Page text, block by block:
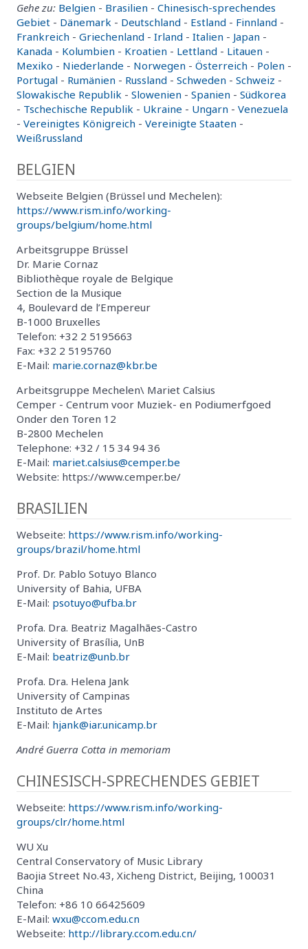
Gehe zu: Belgien - Brasilien - Chinesisch-sprechendes
Gebiet - Dänemark - Deutschland - Estland - Finnland -
Frankreich - Griechenland - Irland - Italien - Japan -
Kanada - Kolumbien - Kroatien - Lettland - Litauen -
Mexiko - Niederlande - Norwegen - Österreich - Polen -
Portugal - Rumänien - Russland - Schweden - Schweiz -
Slowakische Republik - Slowenien - Spanien - Südkorea
- Tschechische Republik - Ukraine - Ungarn - Venezuela
- Vereinigtes Königreich - Vereinigte Staaten -
Weißrussland
BELGIEN
Webseite Belgien (Brüssel und Mechelen):
https://www.rism.info/working-
groups/belgium/home.html
Arbeitsgruppe Brüssel
Dr. Marie Cornaz
Bibliothèque royale de Belgique
Section de la Musique
4, Boulevard de l’Empereur
B-1000 Bruxelles
Telefon: +32 2 5195663
Fax: +32 2 5195760
E-Mail: marie.cornaz@kbr.be
Arbeitsgruppe Mechelen\ Mariet Calsius
Cemper - Centrum voor Muziek- en Podiumerfgoed
Onder den Toren 12
B-2800 Mechelen
Telephone: +32 / 15 34 94 36
E-Mail: mariet.calsius@cemper.be
Website: https://www.cemper.be/
BRASILIEN
Webseite: https://www.rism.info/working-
groups/brazil/home.html
Prof. Dr. Pablo Sotuyo Blanco
University of Bahia, UFBA
E-Mail: psotuyo@ufba.br
Profa. Dra. Beatriz Magalhães-Castro
University of Brasília, UnB
E-Mail: beatriz@unb.br
Profa. Dra. Helena Jank
University of Campinas
Instituto de Artes
E-Mail: hjank@iar.unicamp.br
André Guerra Cotta in memoriam
CHINESISCH-SPRECHENDES GEBIET
Webseite: https://www.rism.info/working-
groups/clr/home.html
WU Xu
Central Conservatory of Music Library
Baojia Street No.43, Xicheng District, Beijing, 100031
China
Telefon: +86 10 66425609
E-Mail: wxu@ccom.edu.cn
Webseite: http://library.ccom.edu.cn/